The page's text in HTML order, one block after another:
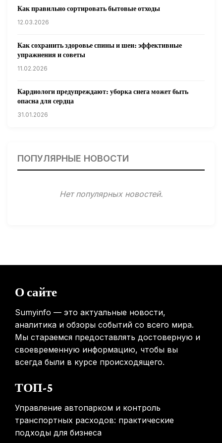
Как правильно сортировать бытовые отходы
12.03.2026
Как сохранить здоровье спины и шеи: эффективные
упражнения и советы
11.02.2026
Кардиологи предупреждают: уборка снега может быть
опасна для сердца
31.01.2026
31.01.2026
мобильных телефонов на здоровье
перемещаться между этажами
ПОПУЛЯРНЫЕ НОВОСТИ
Нет популярных новостей.
О сайте
Sumyinfo — это актуальные новости,
аналитика и обзоры событий со всего мира.
Мы стараемся предоставлять достоверную и
своевременную информацию, чтобы вы
всегда были в курсе происходящего.
ТОП-5
Управление автопарком и контроль
транспортных расходов: практические
подходы для бизнеса